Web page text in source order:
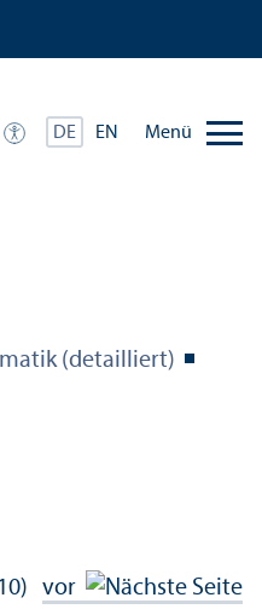
DE EN Menü
(detailliert)
vor